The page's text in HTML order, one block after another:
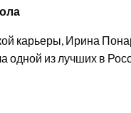
карьеры, Ирина
одной из лучших в